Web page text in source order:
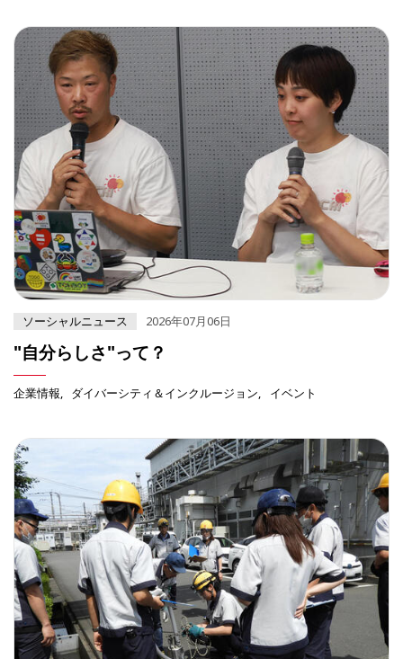
ソーシャルニュース 2026年07月06日
"自分らしさ"って？
企業情報 ダイバーシティ＆インクルージョン イベント